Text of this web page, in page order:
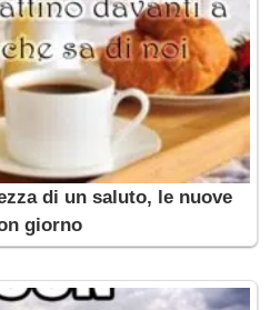
di un saluto, le nuove
giorno